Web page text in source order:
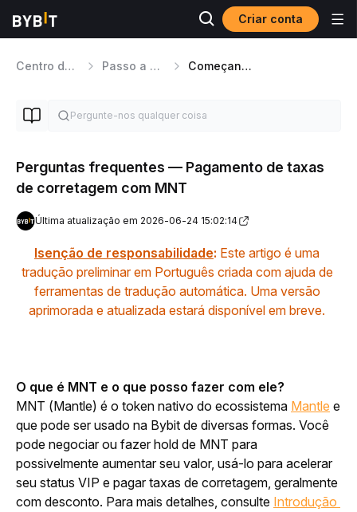
Criar conta
Centro de Ajuda Passo a passo da plataforma Começando
Perguntas frequentes — Pagamento de taxas
de corretagem com MNT
Última atualização em 2026-06-24 15:02:14
Isenção de responsabilidade: Este artigo é uma
tradução preliminar em Português criada com ajuda de
ferramentas de tradução automática. Uma versão
aprimorada e atualizada estará disponível em breve.
O que é MNT e o que posso fazer com ele?
MNT (Mantle) é o token nativo do ecossistema Mantle e
que pode ser usado na Bybit de diversas formas. Você
pode negociar ou fazer hold de MNT para
possivelmente aumentar seu valor, usá-lo para acelerar
seu status VIP e pagar taxas de corretagem, geralmente
com desconto. Para mais detalhes, consulte Introdução